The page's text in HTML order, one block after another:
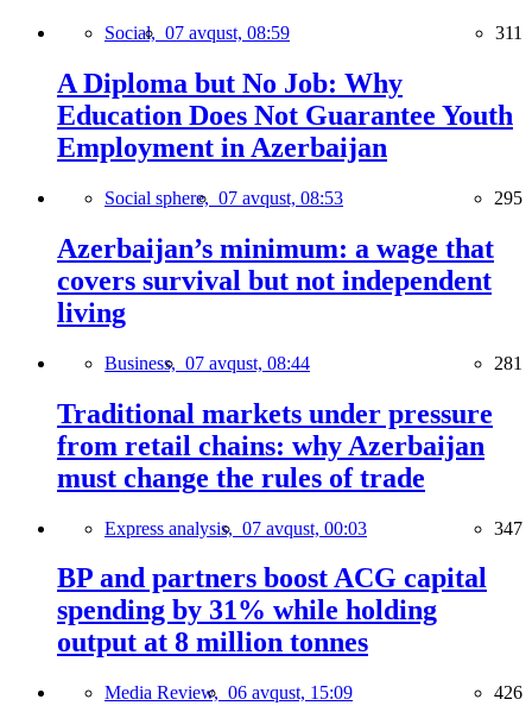
Social, 07 avqust, 08:59 311
A Diploma but No Job: Why
Education Does Not Guarantee Youth
Employment in Azerbaijan
Social sphere, 07 avqust, 08:53 295
Azerbaijan’s minimum: a wage that
covers survival but not independent
living
Business, 07 avqust, 08:44 281
Traditional markets under pressure
from retail chains: why Azerbaijan
must change the rules of trade
Express analysis, 07 avqust, 00:03 347
BP and partners boost ACG capital
spending by 31% while holding
output at 8 million tonnes
Media Review, 06 avqust, 15:09 426